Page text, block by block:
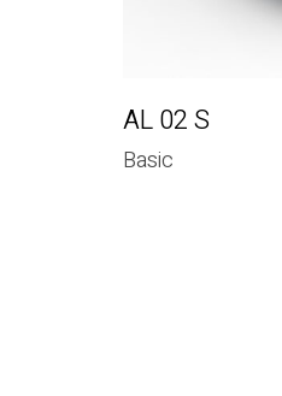
AL 02 S
Basic